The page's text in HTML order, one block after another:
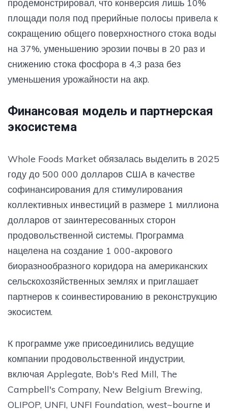
продемонстрировал, что конверсия лишь 10%
площади поля под прерийные полосы привела к
сокращению общего поверхностного стока воды
на 37%, уменьшению эрозии почвы в 20 раз и
снижению стока фосфора в 4,3 раза без
уменьшения урожайности на акр.
Финансовая модель и партнерская
экосистема
Whole Foods Market обязалась выделить в 2025
году до 500 000 долларов США в качестве
софинансирования для стимулирования
коллективных инвестиций в размере 1 миллиона
долларов от заинтересованных сторон
продовольственной системы. Программа
нацелена на создание 1 000-акрового
биоразнообразного коридора на американских
сельскохозяйственных землях и приглашает
партнеров к соинвестированию в реконструкцию
экосистем.
К программе уже присоединились ведущие
компании продовольственной индустрии,
включая Applegate, Bob's Red Mill, The
Campbell's Company, New Belgium Brewing,
OLIPOP, UNFI, UNFI Foundation, west~bourne и